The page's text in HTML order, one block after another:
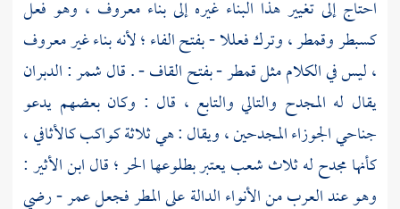
احتاج إلى تغيير هذا البناء غيره إلى بناء معروف ، وهو فعل
كسبطر وقمطر ، وترك فعللا - بفتح الفاء ؛ لأنه بناء غير معروف
، ليس في الكلام مثل قمطر - بفتح القاف - . قالشمر: الدبران
يقال له المجدح والتالي والتابع ، قال : وكان بعضهم يدعو
جناحي الجوزاء المجدحين ، ويقال : هي ثلاثة كواكب كالأثافي ،
كأنها مجدح له ثلاث شعب يعتبر بطلوعها الحر ؛ قالابن الأثير:
وهو عند العرب من الأنواء الدالة على المطر فجعلعمر- رضي